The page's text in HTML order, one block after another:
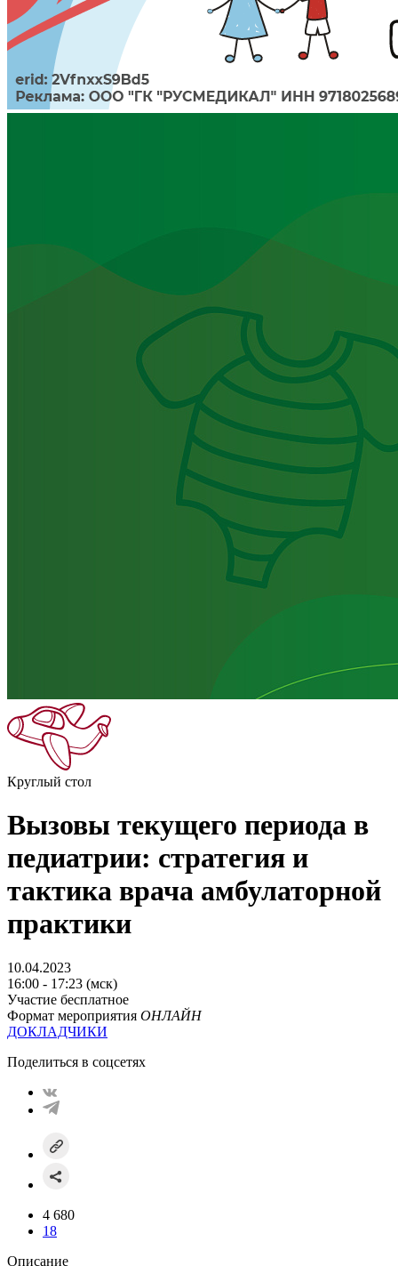
Круглый стол
Вызовы текущего периода в
педиатрии: стратегия и
тактика врача амбулаторной
практики
10.04.2023
16:00 - 17:23 (мск)
Участие бесплатное
Формат мероприятия ОНЛАЙН
ДОКЛАДЧИКИ
Поделиться в соцсетях
4 680
18
Описание